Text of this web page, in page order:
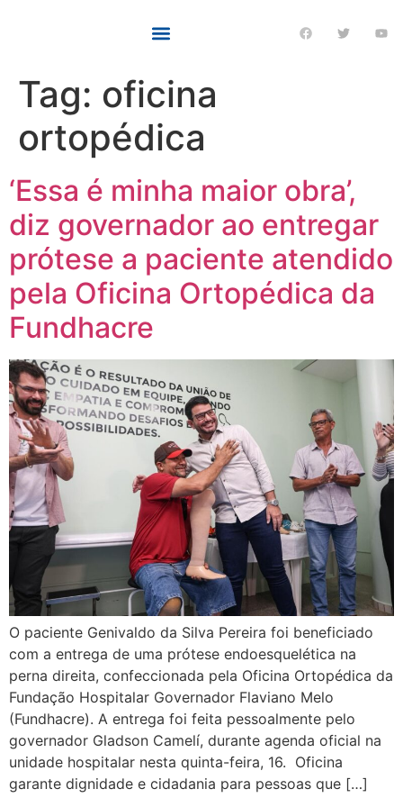
Tag: oficina
ortopédica
‘Essa é minha maior obra’,
diz governador ao entregar
prótese a paciente atendido
pela Oficina Ortopédica da
Fundhacre
O paciente Genivaldo da Silva Pereira foi beneficiado
com a entrega de uma prótese endoesquelética na
perna direita, confeccionada pela Oficina Ortopédica da
Fundação Hospitalar Governador Flaviano Melo
(Fundhacre). A entrega foi feita pessoalmente pelo
governador Gladson Camelí, durante agenda oficial na
unidade hospitalar nesta quinta-feira, 16. Oficina
garante dignidade e cidadania para pessoas que […]